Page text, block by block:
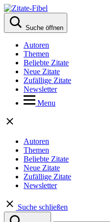
Suche öffnen
Autoren
Themen
Beliebte Zitate
Neue Zitate
Zufällige Zitate
Newsletter
Menu
Autoren
Themen
Beliebte Zitate
Neue Zitate
Zufällige Zitate
Newsletter
Suche schließen